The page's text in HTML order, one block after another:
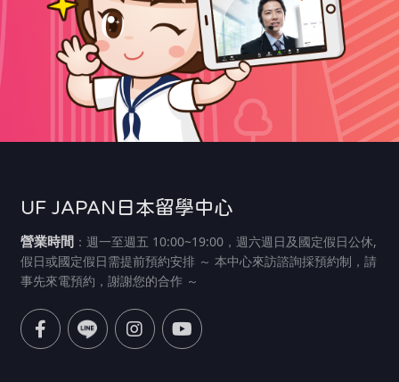
UF JAPAN日本留學中心
營業時間 ：週一至週五 10:00~19:00，週六週日及國定假日公休,
假日或國定假日需提前預約安排 ～ 本中心來訪諮詢採預約制，請
事先來電預約，謝謝您的合作 ～